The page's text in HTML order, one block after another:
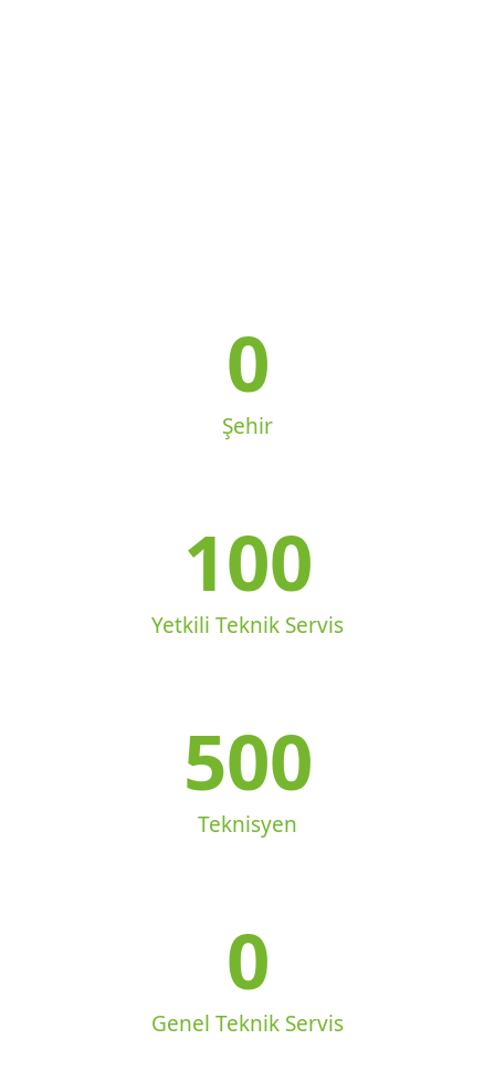
0
Şehir
100
Yetkili Teknik Servis
500
Teknisyen
0
Genel Teknik Servis